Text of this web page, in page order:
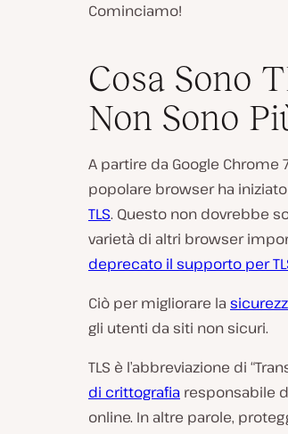
Cominciamo!
Cosa Sono
Non Sono
A partire da Google
popolare browser ha
TLS. Questo non dovrebbe
varietà di altri browser
deprecato il supporto per TLS
Ciò per migliorare la
gli utenti da siti non sicuri.
TLS è l’abbreviazione di
di crittografia responsabile
online. In altre parole,